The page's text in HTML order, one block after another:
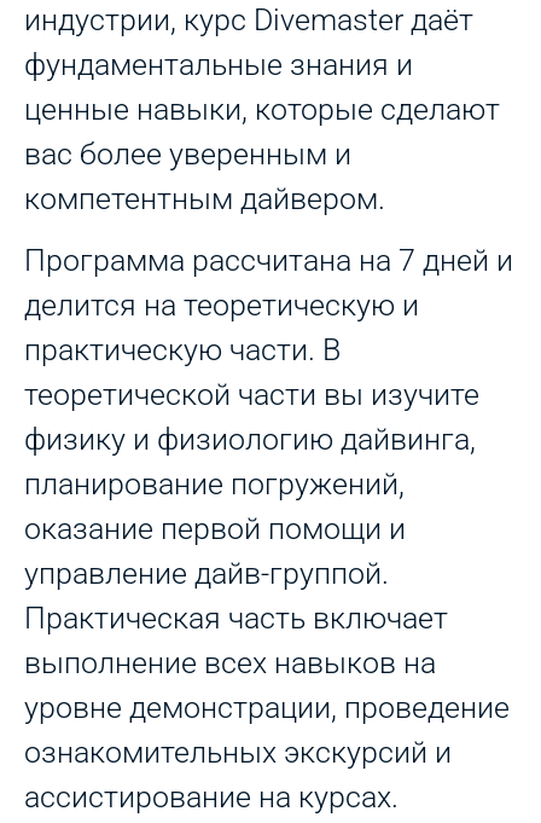
индустрии, курс Divemaster даёт
фундаментальные знания и
ценные навыки, которые сделают
вас более уверенным и
компетентным дайвером.
Программа рассчитана на 7 дней и
делится на теоретическую и
практическую части. В
теоретической части вы изучите
физику и физиологию дайвинга,
планирование погружений,
оказание первой помощи и
управление дайв-группой.
Практическая часть включает
выполнение всех навыков на
уровне демонстрации, проведение
ознакомительных экскурсий и
ассистирование на курсах.